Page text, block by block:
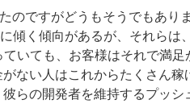
のですがどうもそうでもあ
く傾向があるが、それら
いても、お客様はそれで満
い人はこれからたくさん稼
らの開発者を維持するプッ